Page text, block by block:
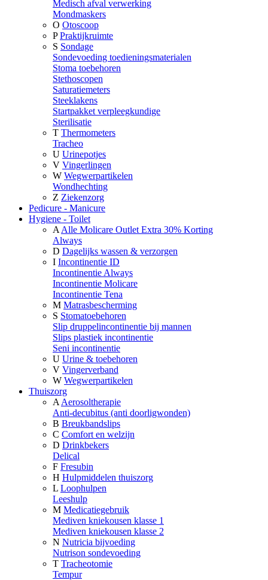
Medisch afval verwerking
Mondmaskers
O Otoscoop
P Praktijkruimte
S Sondage
Sondevoeding toedieningsmaterialen
Stoma toebehoren
Stethoscopen
Saturatiemeters
Steeklakens
Startpakket verpleegkundige
Sterilisatie
T Thermometers
Tracheo
U Urinepotjes
V Vingerlingen
W Wegwerpartikelen
Wondhechting
Z Ziekenzorg
Pedicure - Manicure
Hygiene - Toilet
A Alle Molicare Outlet Extra 30% Korting
Always
D Dagelijks wassen & verzorgen
I Incontinentie ID
Incontinentie Always
Incontinentie Molicare
Incontinentie Tena
M Matrasbescherming
S Stomatoebehoren
Slip druppelincontinentie bij mannen
Slips plastiek incontinentie
Seni incontinentie
U Urine & toebehoren
V Vingerverband
W Wegwerpartikelen
Thuiszorg
A Aerosoltherapie
Anti-decubitus (anti doorligwonden)
B Breukbandslips
C Comfort en welzijn
D Drinkbekers
Delical
F Fresubin
H Hulpmiddelen thuiszorg
L Loophulpen
Leeshulp
M Medicatiegebruik
Mediven kniekousen klasse 1
Mediven kniekousen klasse 2
N Nutricia bijvoeding
Nutrison sondevoeding
T Tracheotomie
Tempur